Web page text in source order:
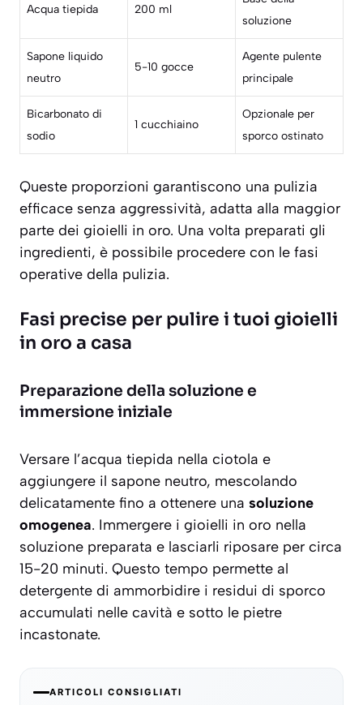
Acqua tiepida 200 ml
soluzione
Sapone liquido
neutro
5-10 gocce
Agente pulente
principale
Bicarbonato di
sodio
1 cucchiaino
Opzionale per
sporco ostinato
Queste proporzioni garantiscono una pulizia
efficace senza aggressività, adatta alla maggior
parte dei gioielli in oro. Una volta preparati gli
ingredienti, è possibile procedere con le fasi
operative della pulizia.
Fasi precise per pulire i tuoi gioielli
in oro a casa
Preparazione della soluzione e
immersione iniziale
Versare l’acqua tiepida nella ciotola e
aggiungere il sapone neutro, mescolando
delicatamente fino a ottenere una soluzione
omogenea. Immergere i gioielli in oro nella
soluzione preparata e lasciarli riposare per circa
15-20 minuti. Questo tempo permette al
detergente di ammorbidire i residui di sporco
accumulati nelle cavità e sotto le pietre
incastonate.
ARTICOLI CONSIGLIATI